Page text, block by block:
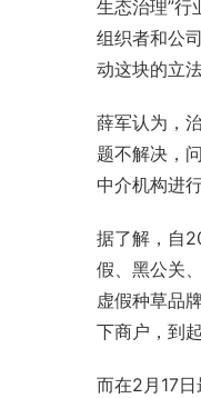
生态治理”行
组织者和公
动这块的立
薛军认为，
题不解决，
中介机构进
据了解，自
假、黑公关
虚假种草品
下商户，到
而在2月17